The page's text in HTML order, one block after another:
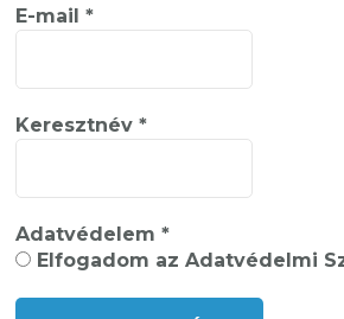
E-mail*
Keresztnév*
Adatvédelem*
Elfogadom az Adatvédelmi